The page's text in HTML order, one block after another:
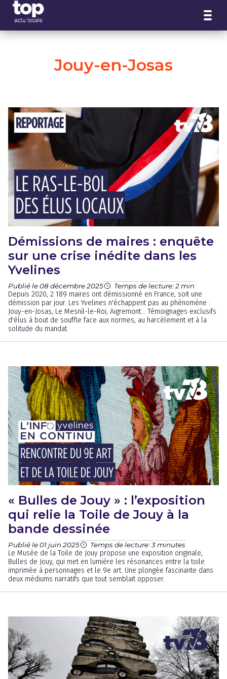
Jouy-en-Josas
Démissions de maires : enquête
sur une crise inédite dans les
Yvelines
Publié le 08 décembre 2025 Temps de lecture: 2 min
Depuis 2020, 2 189 maires ont démissionné en France, soit une
démission par jour. Les Yvelines n'échappent pas au phénomène :
Jouy-en-Josas, Le Mesnil-le-Roi, Aigremont... Témoignages exclusifs
d'élus à bout de souffle face aux normes, au harcèlement et à la
solitude du mandat.
« Bulles de Jouy » : l’exposition
qui relie la Toile de Jouy à la
bande dessinée
Publié le 01 juin 2025 Temps de lecture: 3 minutes
Le Musée de la Toile de Jouy propose une exposition originale,
Bulles de Jouy, qui met en lumière les résonances entre la toile
imprimée à personnages et le 9e art. Une plongée fascinante dans
deux médiums narratifs que tout semblait opposer.
Panneau de gestion des cookies